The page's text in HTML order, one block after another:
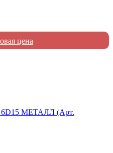
цена
6D15 МЕТАЛЛ (Арт.